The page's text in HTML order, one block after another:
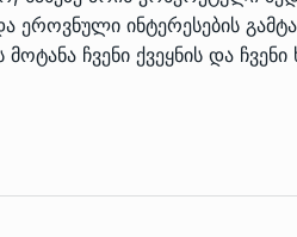
ეროვნული ინტერესების
ჩვენი ქვეყნის და